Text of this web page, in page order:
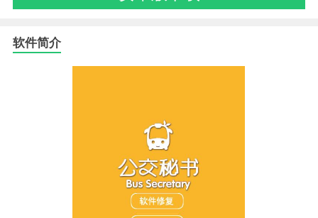
软件简介